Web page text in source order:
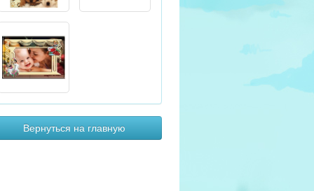
Вернуться на главную